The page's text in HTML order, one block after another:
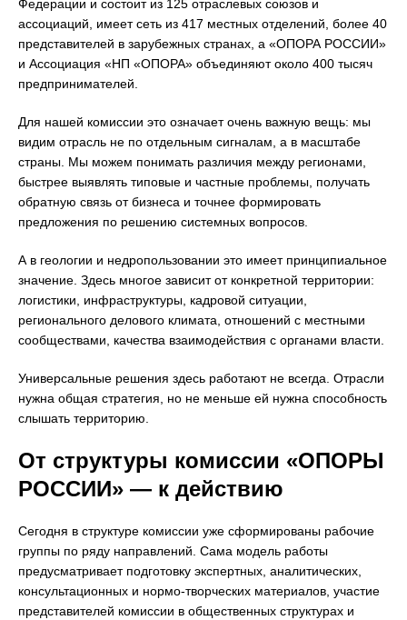
Федерации и состоит из 125 отраслевых союзов и
ассоциаций, имеет сеть из 417 местных отделений, более 40
представителей в зарубежных странах, а «ОПОРА РОССИИ»
и Ассоциация «НП «ОПОРА» объединяют около 400 тысяч
предпринимателей.
Для нашей комиссии это означает очень важную вещь: мы
видим отрасль не по отдельным сигналам, а в масштабе
страны. Мы можем понимать различия между регионами,
быстрее выявлять типовые и частные проблемы, получать
обратную связь от бизнеса и точнее формировать
предложения по решению системных вопросов.
А в геологии и недропользовании это имеет принципиальное
значение. Здесь многое зависит от конкретной территории:
логистики, инфраструктуры, кадровой ситуации,
регионального делового климата, отношений с местными
сообществами, качества взаимодействия с органами власти.
Универсальные решения здесь работают не всегда. Отрасли
нужна общая стратегия, но не меньше ей нужна способность
слышать территорию.
От структуры комиссии «ОПОРЫ
РОССИИ» — к действию
Сегодня в структуре комиссии уже сформированы рабочие
группы по ряду направлений. Сама модель работы
предусматривает подготовку экспертных, аналитических,
консультационных и нормо-творческих материалов, участие
представителей комиссии в общественных структурах и